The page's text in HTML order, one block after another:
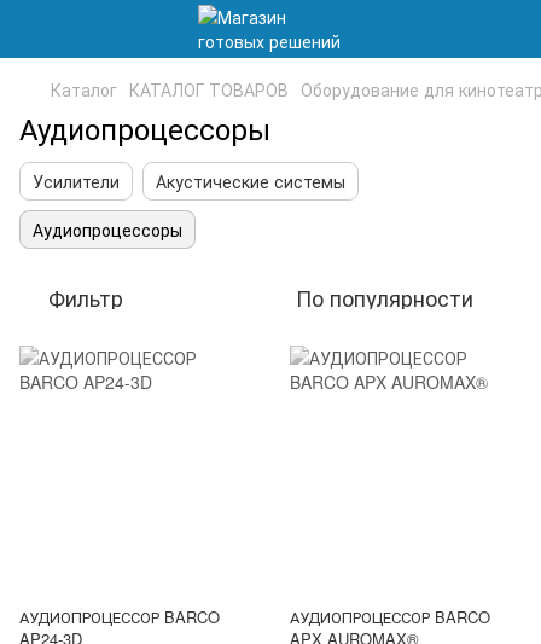
Каталог КАТАЛОГ ТОВАРОВ Оборудование для
Аудиопроцессоры
Усилители
Акустические системы
Аудиопроцессоры
Фильтр По популярности
АУДИОПРОЦЕССОР BARCO
AP24-3D
АУДИОПРОЦЕССОР BARCO
APX AUROMAX®